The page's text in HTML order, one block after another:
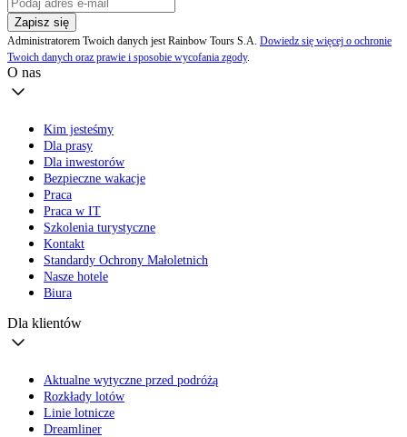
Zapisz się
Administratorem Twoich danych jest Rainbow Tours S.A. Dowiedz się więcej o ochronie
Twoich danych oraz prawie i sposobie wycofania zgody.
O nas
Kim jesteśmy
Dla prasy
Dla inwestorów
Bezpieczne wakacje
Praca
Praca w IT
Szkolenia turystyczne
Kontakt
Standardy Ochrony Małoletnich
Nasze hotele
Biura
Dla klientów
Aktualne wytyczne przed podróżą
Rozkłady lotów
Linie lotnicze
Dreamliner